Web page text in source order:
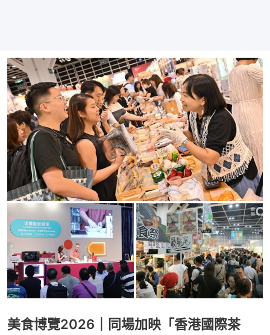
美食博覽2026｜同場加映「香港國際茶